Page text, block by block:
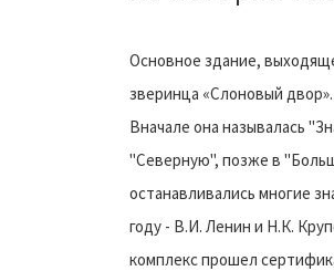
Основное здание,
зверинца «Слоновый
Вначале она называлась
"Северную", позже в
останавливались многие
году - В.И. Ленин и Н.К.
комплекс прошел